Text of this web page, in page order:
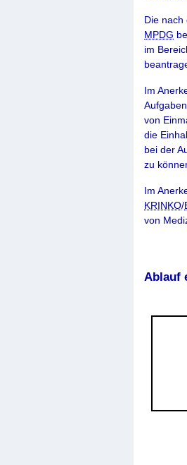
Die nach
MPDG
im
Im
von
die
bei der
zu
Im
KRINKO/
von
Ablauf